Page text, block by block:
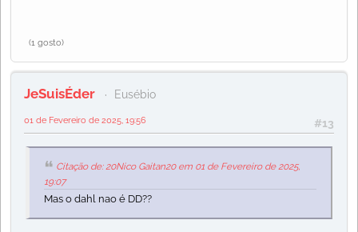
(1 gosto)
JeSuisÉder Eusébio
#13
01 de Fevereiro de 2025, 19:56
Citação de: 20Nico Gaitan20 em 01 de Fevereiro de 2025,
19:07
Mas o dahl nao é DD??